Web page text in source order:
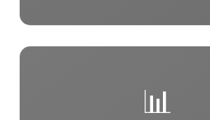
📊